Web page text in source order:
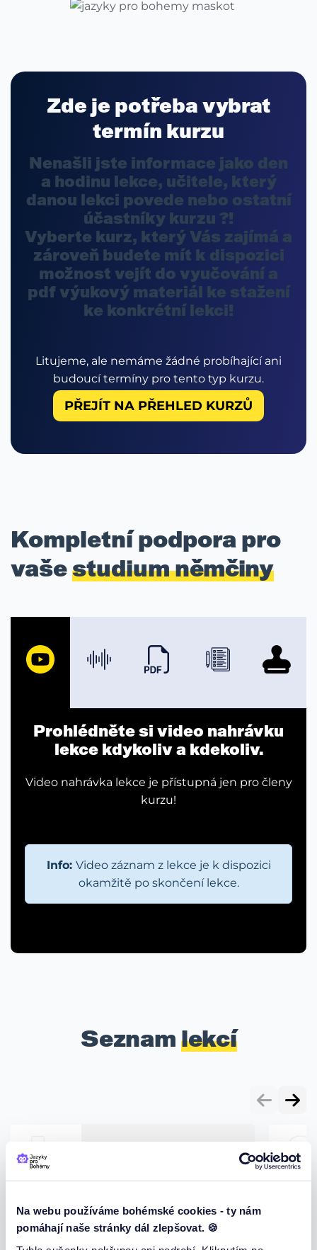
Na webu používáme bohémské cookies - ty nám
pomáhají naše stránky dál zlepšovat. 🍪
Zde je potřeba vybrat
termín kurzu
Nenašli jste informace jako den
a hodinu lekce, učitele, který
danou lekci povede nebo ostatní
účastníky kurzu ?!
Vyberte kurz, který Vás zajímá a
zároveň budete mít k dispozici
možnost vejít do vyučování a
pdf výukový materiál ke stažení
ke konkrétní lekci!
Litujeme, ale nemáme žádné probíhající ani
budoucí termíny pro tento typ kurzu.
PŘEJÍT NA PŘEHLED KURZŮ
Kompletní podpora pro
vašestudium němčiny
Prohlédněte si video nahrávku
lekce kdykoliv a kdekoliv.
Video nahrávka lekce je přístupná jen pro členy
kurzu!
Info: Video záznam z lekce je k dispozici
okamžitě po skončení lekce.
Seznam lekcí
1
Konversationskurs
In dieser Lektion stellen sich
2